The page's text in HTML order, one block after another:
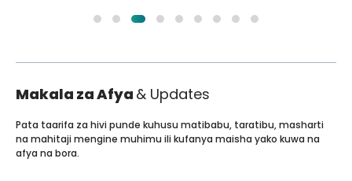
Makala za Afya & Updates
Pata taarifa za hivi punde kuhusu matibabu, taratibu, masharti
na mahitaji mengine muhimu ili kufanya maisha yako kuwa na
afya na bora.